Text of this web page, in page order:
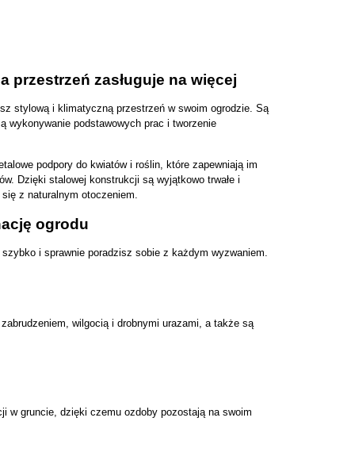
przestrzeń zasługuje na więcej
stylową i klimatyczną przestrzeń w swoim ogrodzie. Są
wykonywanie podstawowych prac i tworzenie
podpory do kwiatów i roślin, które zapewniają im
Dzięki stalowej konstrukcji są wyjątkowo trwałe i
z naturalnym otoczeniem.
ogrodu
i sprawnie poradzisz sobie z każdym wyzwaniem.
zabrudzeniem, wilgocią i drobnymi urazami, a także są
w gruncie, dzięki czemu ozdoby pozostają na swoim